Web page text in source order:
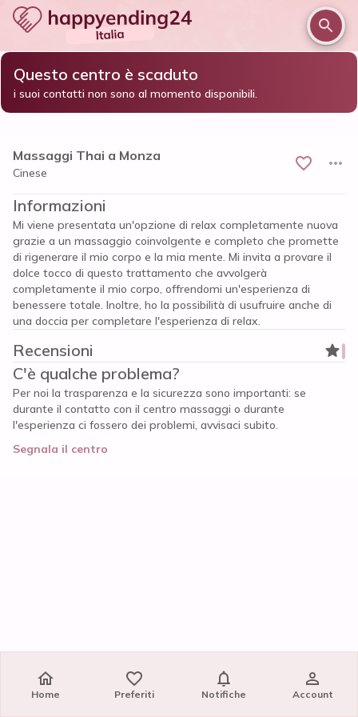
Home / Monza e brianza / Monza
Questo centro è scaduto
i suoi contatti non sono al momento disponibili.
Massaggi Thai a Monza
Cinese
Informazioni
Mi viene presentata un'opzione di relax completamente nuova
grazie a un massaggio coinvolgente e completo che promette
di rigenerare il mio corpo e la mia mente. Mi invita a provare il
dolce tocco di questo trattamento che avvolgerà
completamente il mio corpo, offrendomi un'esperienza di
benessere totale. Inoltre, ho la possibilità di usufruire anche di
una doccia per completare l'esperienza di relax.
Recensioni
C'è qualche problema?
Per noi la trasparenza e la sicurezza sono importanti: se
durante il contatto con il centro massaggi o durante
l'esperienza ci fossero dei problemi, avvisaci subito.
Segnala il centro
Home Preferiti Notifiche Account
Home Preferiti Notifiche Account